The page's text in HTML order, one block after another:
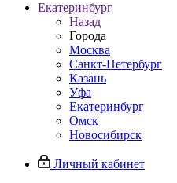
Екатеринбург
Назад
Города
Москва
Санкт-Петербург
Казань
Уфа
Екатеринбург
Омск
Новосибирск
Личный кабинет